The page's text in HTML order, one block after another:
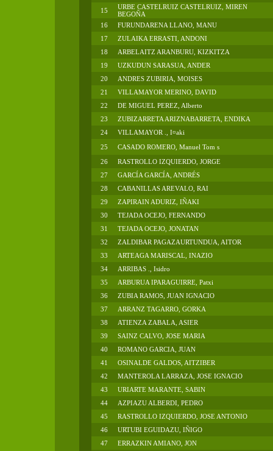
15
URBE CASTELRUIZ CASTELRUIZ, MIREN
BEGOÑA
16
FURUNDARENA LLANO, MANU
17
ZULAIKA ERRASTI, ANDONI
18
ARBELAITZ ARANBURU, KIZKITZA
19
UZKUDUN SARASUA, ANDER
20
ANDRES ZUBIRIA, MOISES
21
VILLAMAYOR MERINO, DAVID
22
DE MIGUEL PEREZ, Alberto
23
ZUBIZARRETA ARIZNABARRETA, ENDIKA
24
VILLAMAYOR ., I¤aki
25
CASADO ROMERO, Manuel Tom s
26
RASTROLLO IZQUIERDO, JORGE
27
GARCÍA GARCÍA, ANDRÉS
28
CABANILLAS AREVALO, RAI
29
ZAPIRAIN ADURIZ, IÑAKI
30
TEJADA OCEJO, FERNANDO
31
TEJADA OCEJO, JONATAN
32
ZALDIBAR PAGAZAURTUNDUA, AITOR
33
ARTEAGA MARISCAL, INAZIO
34
ARRIBAS ., Isidro
35
ARBURUA IPARAGUIRRE, Patxi
36
ZUBIA RAMOS, JUAN IGNACIO
37
ARRANZ TAGARRO, GORKA
38
ATIENZA ZABALA, ASIER
39
SAINZ CALVO, JOSE MARIA
40
ROMANO GARCIA, JUAN
41
OSINALDE GALDOS, AITZIBER
42
MANTEROLA LARRAZA, JOSE IGNACIO
43
URIARTE MARANTE, SABIN
44
AZPIAZU ALBERDI, PEDRO
45
RASTROLLO IZQUIERDO, JOSE ANTONIO
46
URTUBI EGUIDAZU, IÑIGO
47
ERRAZKIN AMIANO, JON